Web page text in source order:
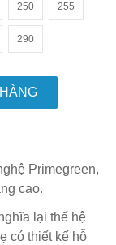
250 255
290
Primegreen,
cao.
lại thế hệ
có thiết kế hỗ